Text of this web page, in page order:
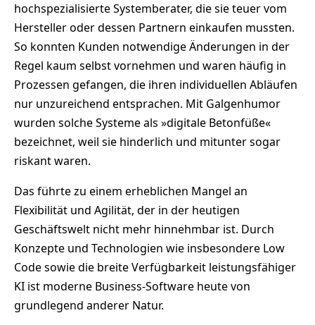
hochspezialisierte Systemberater, die sie teuer vom
Hersteller oder dessen Partnern einkaufen mussten.
So konnten Kunden notwendige Änderungen in der
Regel kaum selbst vornehmen und waren häufig in
Prozessen gefangen, die ihren individuellen Abläufen
nur unzureichend entsprachen. Mit Galgenhumor
wurden solche Systeme als »digitale Betonfüße«
bezeichnet, weil sie hinderlich und mitunter sogar
riskant waren.
Das führte zu einem erheblichen Mangel an
Flexibilität und Agilität, der in der heutigen
Geschäftswelt nicht mehr hinnehmbar ist. Durch
Konzepte und Technologien wie insbesondere Low
Code sowie die breite Verfügbarkeit leistungsfähiger
KI ist moderne Business-Software heute von
grundlegend anderer Natur.